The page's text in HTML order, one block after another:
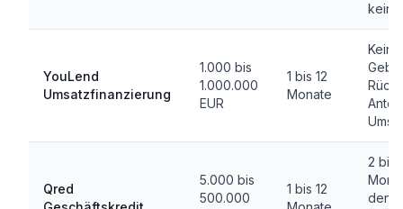
YouLend
Umsatzfinanzierung
1.000 bis
1.000.000
EUR
1 bis 12
Monate
Qred
5.000 bis
500.000
1 bis 12
2 bis
den